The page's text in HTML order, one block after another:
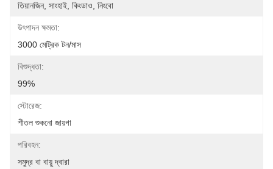
তিয়ানজিন, সাংহাই, কিংডাও, নিংবো
উৎপাদন ক্ষমতা:
3000 মেট্রিক টন/মাস
বিশুদ্ধতা:
99%
স্টোরেজ:
শীতল শুকনো জায়গা
পরিবহন:
সমুদ্র বা বায়ু দ্বারা